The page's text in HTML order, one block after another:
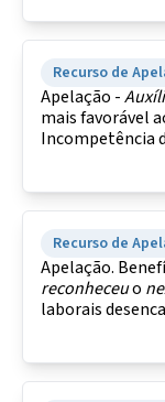
Recurso de
Apelação -
mais favorável
Incompetência
Recurso de
Apelação.
reconheceuo
laborais